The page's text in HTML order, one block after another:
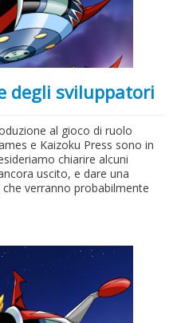
degli sviluppatori
al gioco di ruolo
e Kaizoku Press sono in
chiarire alcuni
uscito, e dare una
verranno probabilmente